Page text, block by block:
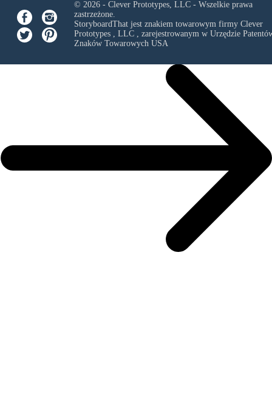
© 2026 - Clever Prototypes, LLC - Wszelkie prawa
zastrzeżone.
StoryboardThat jest znakiem towarowym firmy Clever
Prototypes , LLC, zarejestrowanym w Urzędzie
Znaków Towarowych USA